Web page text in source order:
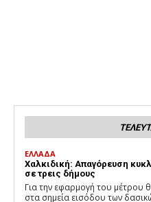
ΕΛΛΑΔΑ
Χαλκιδική: Απαγόρευση
σε τρεις δήμους
Για την εφαρμογή του μέτρου
στα σημεία εισόδου των